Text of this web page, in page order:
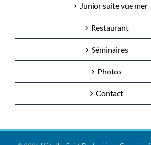
Junior suite vue mer
Restaurant
Séminaires
Photos
Contact